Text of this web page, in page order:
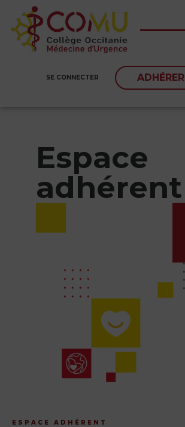
SE CONNECTER ADHÉRER
Espace
adhérent
ESPACE ADHÉRENT